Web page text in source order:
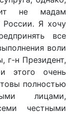
не мадам
России. Я хочу
все
воли
г-н Президент,
этого очень
полностью
лицами,
честными